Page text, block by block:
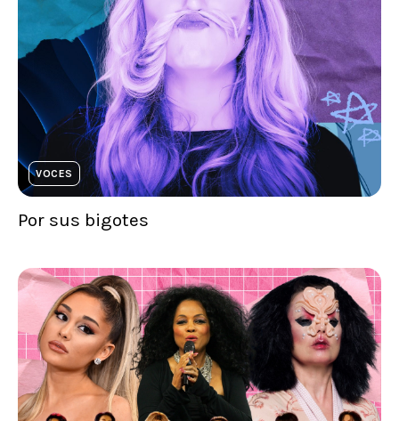
VOCES
Por sus bigotes